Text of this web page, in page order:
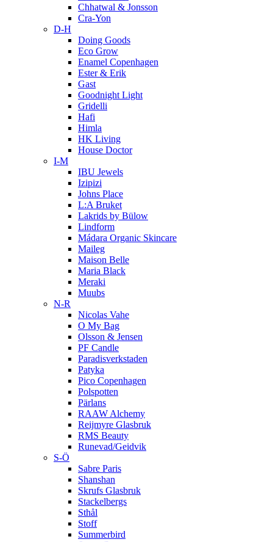
Chhatwal & Jonsson
Cra-Yon
D-H
Doing Goods
Eco Grow
Enamel Copenhagen
Ester & Erik
Gast
Goodnight Light
Gridelli
Hafi
Himla
HK Living
House Doctor
I-M
IBU Jewels
Izipizi
Johns Place
L:A Bruket
Lakrids by Bülow
Lindform
Mádara Organic Skincare
Maileg
Maison Belle
Maria Black
Meraki
Muubs
N-R
Nicolas Vahe
O My Bag
Olsson & Jensen
PF Candle
Paradisverkstaden
Patyka
Pico Copenhagen
Polspotten
Pärlans
RAAW Alchemy
Reijmyre Glasbruk
RMS Beauty
Runevad/Geidvik
S-Ö
Sabre Paris
Shanshan
Skrufs Glasbruk
Stackelbergs
Sthål
Stoff
Summerbird